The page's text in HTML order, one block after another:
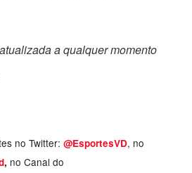
a qualquer momento
no Twitter: @EsportesVD, no
, no Canal do